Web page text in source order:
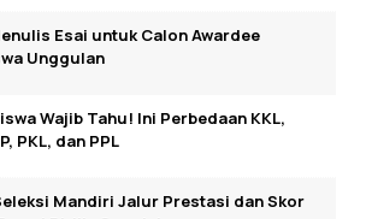
Esai untuk Calon Awardee
Unggulan
Wajib Tahu! Ini Perbedaan KKL,
PKL, dan PPL
Mandiri Jalur Prestasi dan Skor